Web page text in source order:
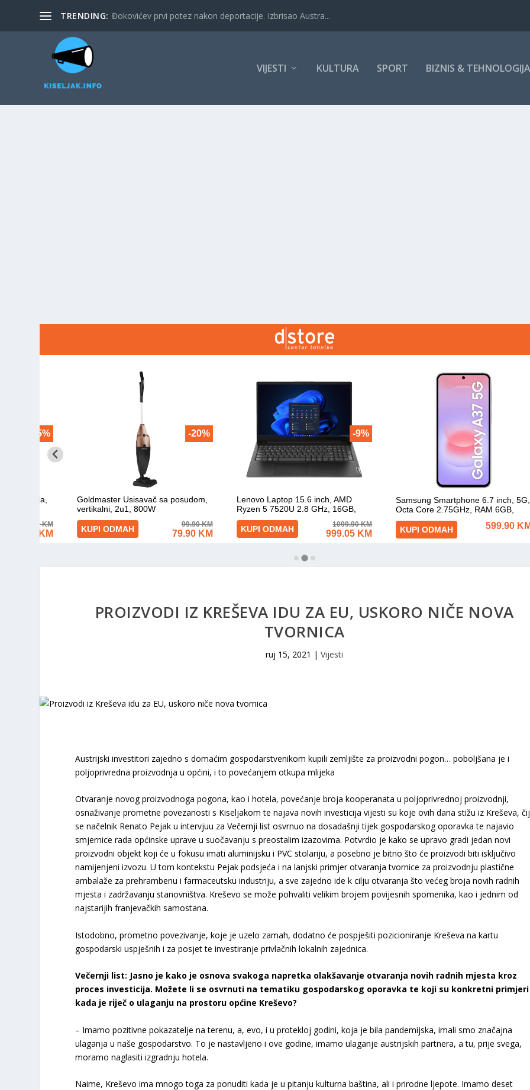
TRENDING: Đokovićev prvi potez nakon deportacije. Izbrisao Austra...
VIJESTI KULTURA SPORT BIZNIS & TEHNOLOGIJA
PROIZVODI IZ KREŠEVA IDU ZA EU, USKORO NIČE NOVA
TVORNICA
ruj 15, 2021 |Vijesti
Austrijski investitori zajedno s domaćim gospodarstvenikom kupili zemljište za proizvodni pogon… poboljšana je i
poljoprivredna proizvodnja u općini, i to povećanjem otkupa mlijeka
Otvaranje novog proizvodnoga pogona, kao i hotela, povećanje broja kooperanata u poljoprivrednoj proizvodnji,
osnaživanje prometne povezanosti s Kiseljakom te najava novih investicija vijesti su koje ovih dana stižu iz Kreševa,
se načelnik Renato Pejak u intervjuu za Večernji list osvrnuo na dosadašnji tijek gospodarskog oporavka te najavio
smjernice rada općinske uprave u suočavanju s preostalim izazovima. Potvrdio je kako se upravo gradi jedan novi
proizvodni objekt koji će u fokusu imati aluminijsku i PVC stolariju, a posebno je bitno što će proizvodi biti isključivo
namijenjeni izvozu. U tom kontekstu Pejak podsjeća i na lanjski primjer otvaranja tvornice za proizvodnju plastične
ambalaže za prehrambenu i farmaceutsku industriju, a sve zajedno ide k cilju otvaranja što većeg broja novih radnih
mjesta i zadržavanju stanovništva. Kreševo se može pohvaliti velikim brojem povijesnih spomenika, kao i jednim od
najstarijih franjevačkih samostana.
Istodobno, prometno povezivanje, koje je uzelo zamah, dodatno će pospješiti pozicioniranje Kreševa na kartu
gospodarski uspješnih i za posjet te investiranje privlačnih lokalnih zajednica.
Večernji list: Jasno je kako je osnova svakoga napretka olakšavanje otvaranja novih radnih mjesta kroz
proces investicija. Možete li se osvrnuti na tematiku gospodarskog oporavka te koji su konkretni primjeri
kada je riječ o ulaganju na prostoru općine Kreševo?
– Imamo pozitivne pokazatelje na terenu, a, evo, i u protekloj godini, koja je bila pandemijska, imali smo značajna
ulaganja u naše gospodarstvo. To je nastavljeno i ove godine, imamo ulaganje austrijskih partnera, a tu, prije svega,
moramo naglasiti izgradnju hotela.
Naime, Kreševo ima mnogo toga za ponuditi kada je u pitanju kulturna baština, ali i prirodne ljepote. Imamo deset